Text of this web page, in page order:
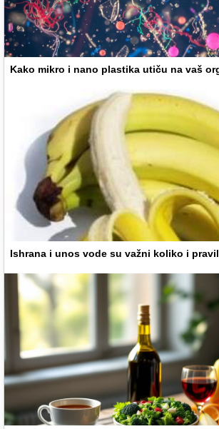
Kako mikro i nano plastika utiču na vaš
Ishrana i unos vode su važni koliko i